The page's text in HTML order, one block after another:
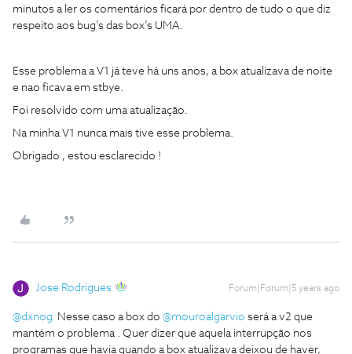
minutos a ler os comentários ficará por dentro de tudo o que diz
respeito aos bug’s das box’s UMA.
Esse problema a V1 já teve há uns anos, a box atualizava de noite
e nao ficava em stbye.
Foi resolvido com uma atualização.
Na minha V1 nunca mais tive esse problema.
Obrigado , estou esclarecido !
Jose Rodrigues Forum|Forum|5 years ago
@dxnog Nesse caso a box do @mouroalgarvio será a v2 que
mantém o problema . Quer dizer que aquela interrupção nos
programas que havia quando a box atualizava deixou de haver,